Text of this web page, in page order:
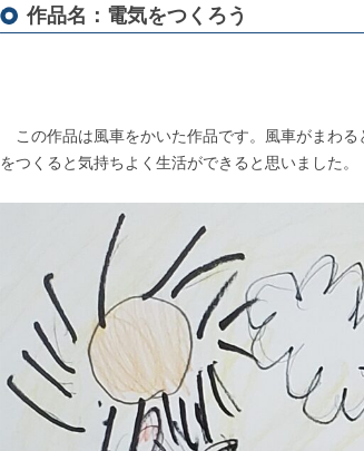
作品名：電気をつくろう
この作品は風車をかいた作品です。風車がまわ
をつくると気持ちよく生活ができると思いました。